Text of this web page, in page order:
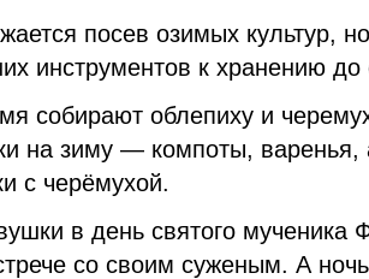
посев озимых культур,
инструментов к хранению
собирают облепиху и
на зиму — компоты, варенья,
с черёмухой.
в день святого мученика
со своим суженым. А